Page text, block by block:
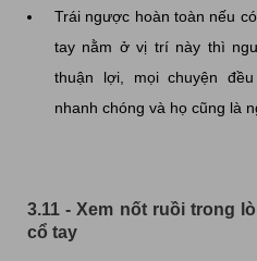
Trái ngược hoàn toàn nếu
tay nằm ở vị trí này thì
thuận lợi, mọi chuyện
nhanh chóng và họ cũng là
3.11 - Xem nốt ruồi trong
cổ tay